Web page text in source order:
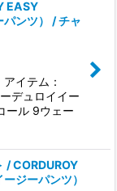
EASY
ンツ） / チャ
アイテム：
デュロイイー
ル 9ウェー
CORDUROY
ジーパンツ）